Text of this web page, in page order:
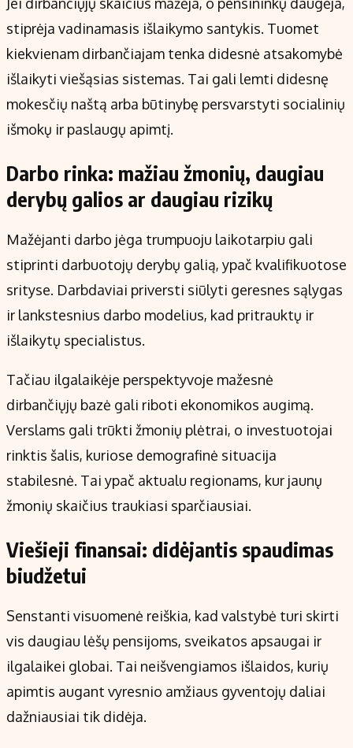
stiprėja vadinamasis išlaikymo santykis. Tuomet
kiekvienam dirbančiajam tenka didesnė atsakomybė
išlaikyti viešąsias sistemas. Tai gali lemti didesnę
mokesčių naštą arba būtinybę persvarstyti socialinių
išmokų ir paslaugų apimtį.
Darbo rinka: mažiau žmonių, daugiau
derybų galios ar daugiau rizikų
Mažėjanti darbo jėga trumpuoju laikotarpiu gali
stiprinti darbuotojų derybų galią, ypač kvalifikuotose
srityse. Darbdaviai priversti siūlyti geresnes sąlygas
ir lankstesnius darbo modelius, kad pritrauktų ir
išlaikytų specialistus.
Tačiau ilgalaikėje perspektyvoje mažesnė
dirbančiųjų bazė gali riboti ekonomikos augimą.
Verslams gali trūkti žmonių plėtrai, o investuotojai
rinktis šalis, kuriose demografinė situacija
stabilesnė. Tai ypač aktualu regionams, kur jaunų
žmonių skaičius traukiasi sparčiausiai.
Viešieji finansai: didėjantis spaudimas
biudžetui
Senstanti visuomenė reiškia, kad valstybė turi skirti
vis daugiau lėšų pensijoms, sveikatos apsaugai ir
ilgalaikei globai. Tai neišvengiamos išlaidos, kurių
apimtis augant vyresnio amžiaus gyventojų daliai
dažniausiai tik didėja.